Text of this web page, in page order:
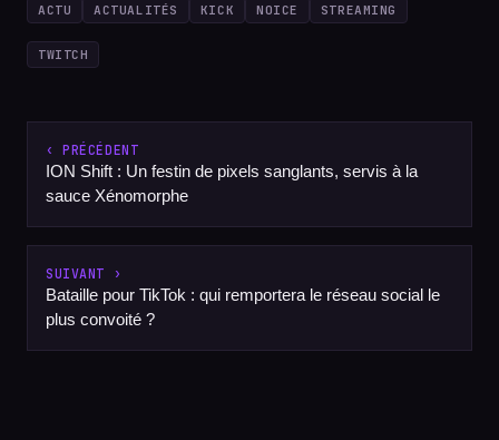
ACTU ACTUALITÉS KICK NOICE STREAMING
TWITCH
‹ PRÉCÉDENT
ION Shift : Un festin de pixels sanglants, servis à la
sauce Xénomorphe
SUIVANT ›
Bataille pour TikTok : qui remportera le réseau social le
plus convoité ?